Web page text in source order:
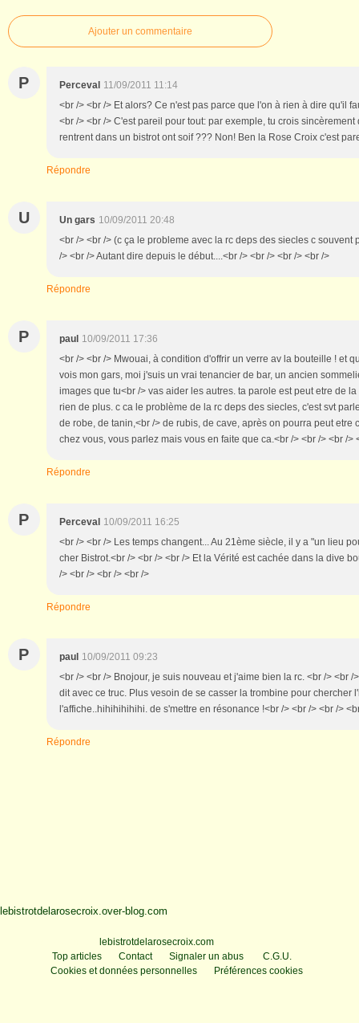
Ajouter un commentaire
P Perceval 11/09/2011 11:14
<br /> <br /> Et alors? Ce n'est pas parce que l'on à rien à dire qu'il
<br /> <br /> C'est pareil pour tout: par exemple, tu crois
rentrent dans un bistrot ont soif ??? Non! Ben la Rose Croix c'est
Répondre
U Un gars 10/09/2011 20:48
<br /> <br /> (c ça le probleme avec la rc deps des siecles c souvent
/> <br /> Autant dire depuis le début....<br /> <br /> <br /> <br />
Répondre
P paul 10/09/2011 17:36
<br /> <br /> Mwouai, à condition d'offrir un verre av la bouteille ! et
vois mon gars, moi j'suis un vrai tenancier de bar, un ancien
images que tu<br /> vas aider les autres. ta parole est peut etre de
rien de plus. c ca le problème de la rc deps des siecles, c'est svt
de robe, de tanin,<br /> de rubis, de cave, après on pourra peut etre
chez vous, vous parlez mais vous en faite que ca.<br /> <br /> <br />
Répondre
P Perceval 10/09/2011 16:25
<br /> <br /> Les temps changent... Au 21ème siècle, il y a "un lieu
cher Bistrot.<br /> <br /> <br /> Et la Vérité est cachée dans la dive
/> <br /> <br /> <br />
Répondre
P paul 10/09/2011 09:23
<br /> <br /> Bnojour, je suis nouveau et j'aime bien la rc. <br /> <br /
dit avec ce truc. Plus vesoin de se casser la trombine pour chercher
l'affiche..hihihihihihi. de s'mettre en résonance !<br /> <br /> <br />
Répondre
lebistrotdelarosecroix.over-blog.com
lebistrotdelarosecroix.com
Top articles
Contact Signaler un abus
C.G.U.
Cookies et données personnelles
Préférences cookies